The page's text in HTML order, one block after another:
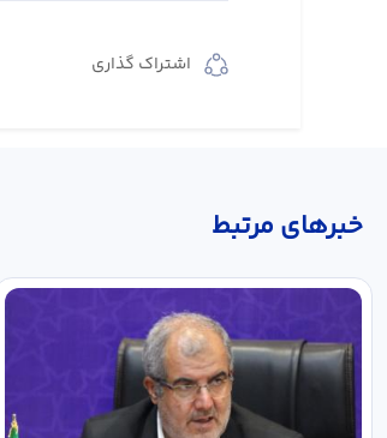
اشتراک گذاری
خبر‌های مرتبط